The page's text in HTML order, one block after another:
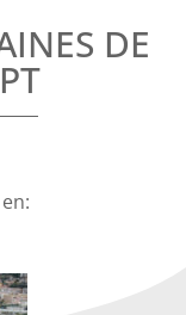
DE